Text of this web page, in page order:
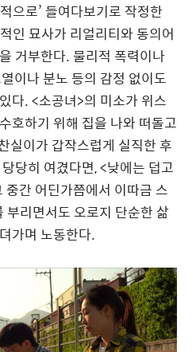
으로’ 들여다보기로 작정한
인 묘사가 리얼리티와 동의어
거부한다. 물리적 폭력이나
이나 분노 등의 감정 없이도
다. <소공녀>의 미소가 위스
호하기 위해 집을 나와 떠돌고
실이가 갑작스럽게 실직한 후
당히 여겼다면, <낮에는 덥고
간 어딘가쯤에서 이따금 스
부리면서도 오로지 단순한 삶
가며 노동한다.